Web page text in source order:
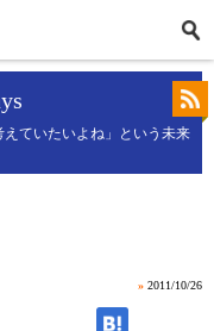
えていたいよね」という未来
» 2011/10/26